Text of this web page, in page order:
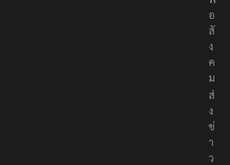
อ
สั
ง
ค
ม
ส่
ง
ข่
า
ว